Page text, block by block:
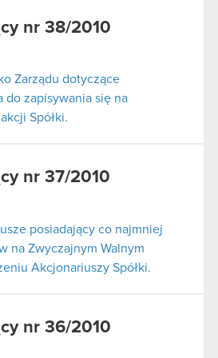
nr 38/2010
Zarządu dotyczące
do zapisywania się na
Spółki.
nr 37/2010
posiadający co najmniej
na Zwyczajnym Walnym
Akcjonariuszy Spółki.
nr 36/2010